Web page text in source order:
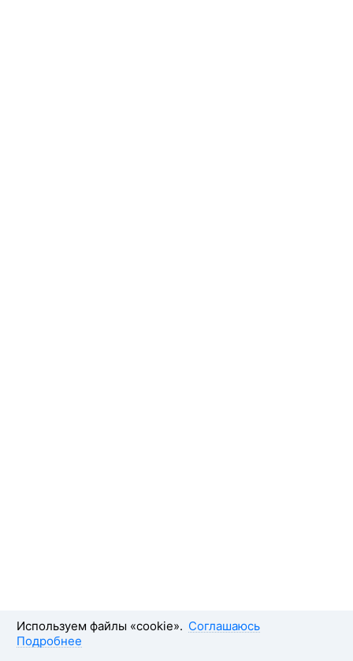
Используем файлы «cookie». Соглашаюсь
Подробнее